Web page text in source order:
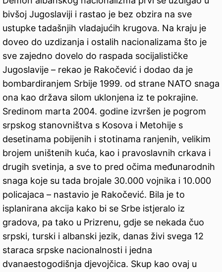
bivšoj Jugoslaviji i rastao je bez obzira na sve
ustupke tadašnjih vladajućih krugova. Na kraju je
doveo do uzdizanja i ostalih nacionalizama što je
sve zajedno dovelo do raspada socijalističke
Jugoslavije – rekao je Rakočević i dodao da je
bombardiranjem Srbije 1999. od strane NATO snaga
ona kao država silom uklonjena iz te pokrajine.
Sredinom marta 2004. godine izvršen je pogrom
srpskog stanovništva s Kosova i Metohije s
desetinama pobijenih i stotinama ranjenih, velikim
brojem uništenih kuća, kao i pravoslavnih crkava i
drugih svetinja, a sve to pred očima međunarodnih
snaga koje su tada brojale 30.000 vojnika i 10.000
policajaca – nastavio je Rakočević. Bila je to
isplanirana akcija kako bi se Srbe istjeralo iz
gradova, pa tako u Prizrenu, gdje se nekada čuo
srpski, turski i albanski jezik, danas živi svega 12
staraca srpske nacionalnosti i jedna
dvanaestogodišnja djevojčica. Skup kao ovaj u